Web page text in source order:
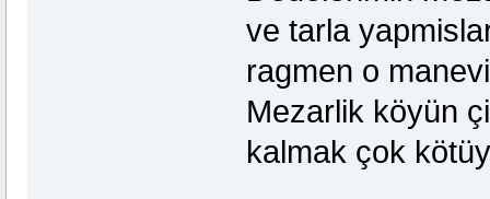
ve tarla
ragmen o
Mezarlik köyün
kalmak çok